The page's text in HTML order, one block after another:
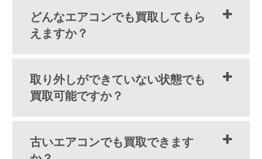
どんなエアコンでも買取してもら
えますか？
取り外しができていない状態でも
買取可能ですか？
古いエアコンでも買取できます